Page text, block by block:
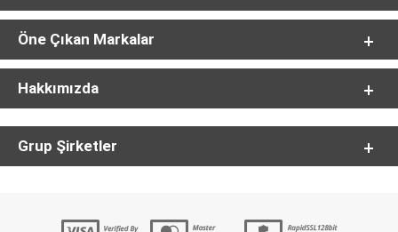
Öne Çıkan Markalar
Hakkımızda
Grup Şirketler